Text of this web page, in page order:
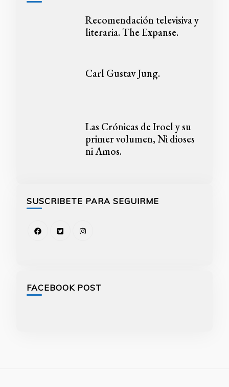
Recomendación televisiva y
literaria. The Expanse.
Carl Gustav Jung.
Las Crónicas de Iroel y su
primer volumen, Ni dioses
ni Amos.
SUSCRIBETE PARA SEGUIRME
FACEBOOK POST